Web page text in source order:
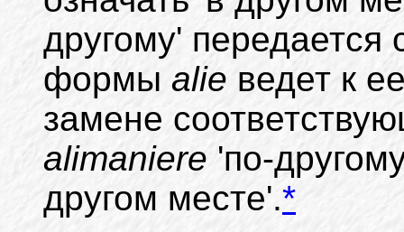
другому'
формы alie ведет к
замене
alimaniere 'по-
другом месте'.*